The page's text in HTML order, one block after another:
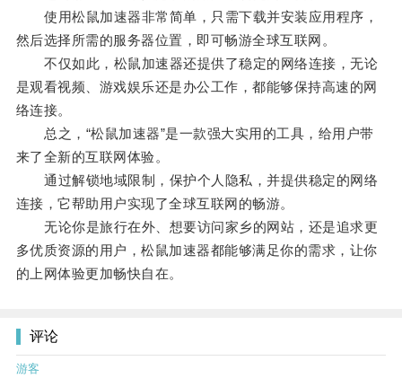
使用松鼠加速器非常简单，只需下载并安装应用程序，
然后选择所需的服务器位置，即可畅游全球互联网。
不仅如此，松鼠加速器还提供了稳定的网络连接，无论
是观看视频、游戏娱乐还是办公工作，都能够保持高速的网
络连接。
总之，“松鼠加速器”是一款强大实用的工具，给用户带
来了全新的互联网体验。
通过解锁地域限制，保护个人隐私，并提供稳定的网络
连接，它帮助用户实现了全球互联网的畅游。
无论你是旅行在外、想要访问家乡的网站，还是追求更
多优质资源的用户，松鼠加速器都能够满足你的需求，让你
的上网体验更加畅快自在。
评论
游客